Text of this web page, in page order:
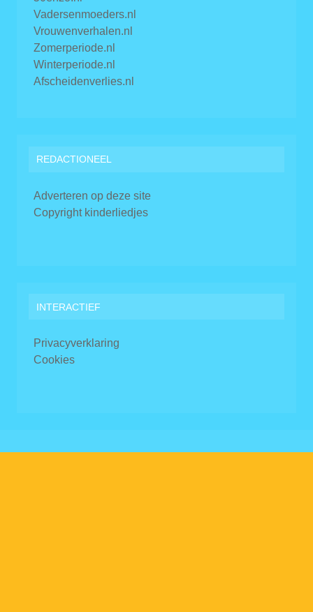
Vadersenmoeders.nl
Vrouwenverhalen.nl
Zomerperiode.nl
Winterperiode.nl
Afscheidenverlies.nl
REDACTIONEEL
Adverteren op deze site
Copyright kinderliedjes
INTERACTIEF
Privacyverklaring
Cookies